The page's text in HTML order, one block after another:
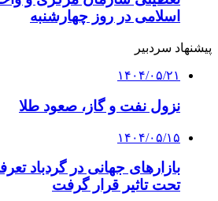
اسلامی در روز چهارشنبه
پیشنهاد سردبیر
۱۴۰۴/۰۵/۲۱
نزول نفت و گاز، صعود طلا
۱۴۰۴/۰۵/۱۵
بازارهای جهانی در گردباد
تحت تاثیر قرار گرفت